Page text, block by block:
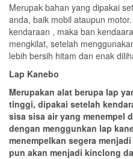
Merupak bahan yang dipakai
anda, baik mobil ataupun
kendaraan , maka ban
mengkilat, setelah
lebih bersih hitam dan enak
Lap Kanebo
Merupakan alat berupa lap
tinggi, dipakai setelah
sisa sisa air yang menempel
dengan menggunkan lap
menempelkan segera
pun akan menjadi kinclong